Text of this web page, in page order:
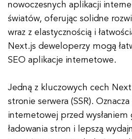
nowoczesnych aplikacji
światów, oferując solidne
wraz z elastycznością i
Next.js deweloperzy mogą
SEO aplikacje internetowe.
Jedną z kluczowych cech
stronie serwera (SSR).
internetowej przed
ładowania stron i lepszą